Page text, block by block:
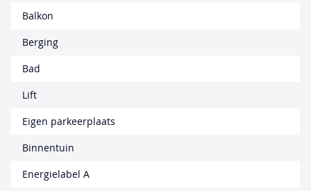
Balkon
Berging
Bad
Lift
Eigen parkeerplaats
Binnentuin
Energielabel A